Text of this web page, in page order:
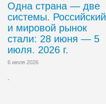
Одна страна — две
системы. Российский
и мировой рынок
стали: 28 июня — 5
июля. 2026 г.
6 июля 2026
`